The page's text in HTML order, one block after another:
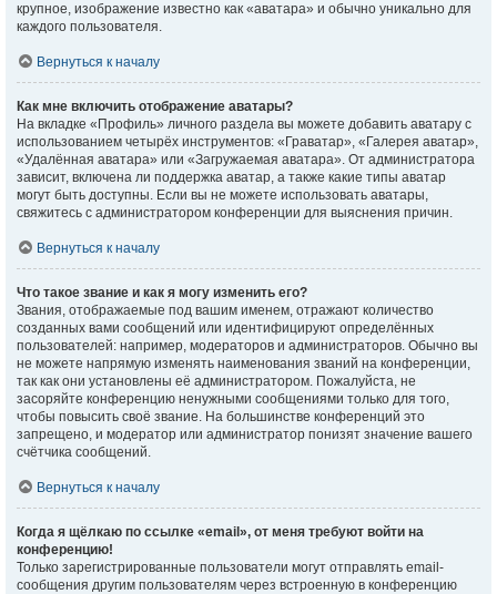
крупное, изображение известно как «аватара» и обычно уникально для
каждого пользователя.
Вернуться к началу
Как мне включить отображение аватары?
На вкладке «Профиль» личного раздела вы можете добавить аватару с
использованием четырёх инструментов: «Граватар», «Галерея аватар»,
«Удалённая аватара» или «Загружаемая аватара». От администратора
зависит, включена ли поддержка аватар, а также какие типы аватар
могут быть доступны. Если вы не можете использовать аватары,
свяжитесь с администратором конференции для выяснения причин.
Вернуться к началу
Что такое звание и как я могу изменить его?
Звания, отображаемые под вашим именем, отражают количество
созданных вами сообщений или идентифицируют определённых
пользователей: например, модераторов и администраторов. Обычно вы
не можете напрямую изменять наименования званий на конференции,
так как они установлены её администратором. Пожалуйста, не
засоряйте конференцию ненужными сообщениями только для того,
чтобы повысить своё звание. На большинстве конференций это
запрещено, и модератор или администратор понизят значение вашего
счётчика сообщений.
Вернуться к началу
Когда я щёлкаю по ссылке «email», от меня требуют войти на
конференцию!
Только зарегистрированные пользователи могут отправлять email-
сообщения другим пользователям через встроенную в конференцию